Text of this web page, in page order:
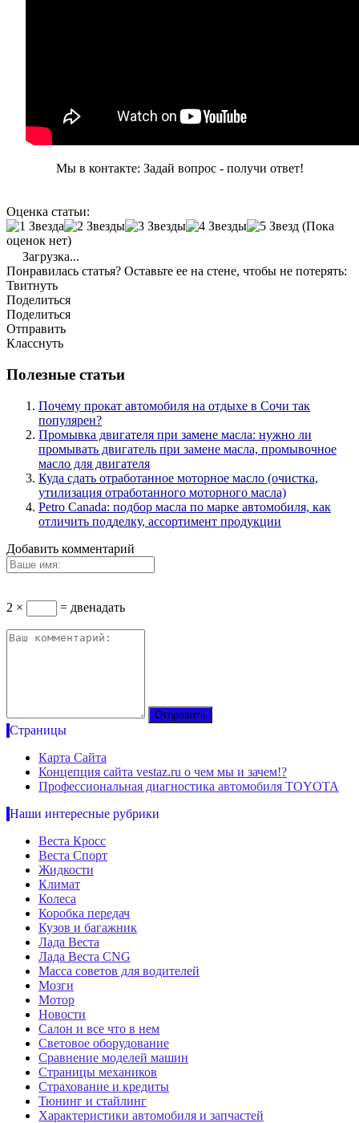
Мы в контакте: Задай вопрос - получи ответ!
Оценка статьи:
(Пока
оценок нет)
Загрузка...
Понравилась статья? Оставьте ее на стене, чтобы не потерять:
Твитнуть
Поделиться
Поделиться
Отправить
Класснуть
Полезные статьи
Почему прокат автомобиля на отдыхе в Сочи так
популярен?
Промывка двигателя при замене масла: нужно ли
промывать двигатель при замене масла, промывочное
масло для двигателя
Куда сдать отработанное моторное масло (очистка,
утилизация отработанного моторного масла)
Petro Canada: подбор масла по марке автомобиля, как
отличить подделку, ассортимент продукции
Добавить комментарий
2 × = двенадать
Страницы
Карта Сайта
Концепция сайта vestaz.ru о чем мы и зачем!?
Профессиональная диагностика автомобиля TOYOTA
Наши интересные рубрики
Веста Кросс
Веста Спорт
Жидкости
Климат
Колеса
Коробка передач
Кузов и багажник
Лада Веста
Лада Веста CNG
Масса советов для водителей
Мозги
Мотор
Новости
Салон и все что в нем
Световое оборудование
Сравнение моделей машин
Страницы механиков
Страхование и кредиты
Тюнинг и стайлинг
Характеристики автомобиля и запчастей